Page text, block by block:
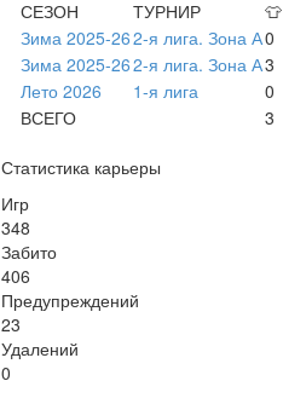
СЕЗОН
ТУРНИР 👕
Зима 2025-262-я лига. Зона А0
Зима 2025-262-я лига. Зона А3
Лето 2026
1-я лига 0
ВСЕГО
3
Статистика карьеры
Игр
348
Забито
406
Предупреждений
23
Удалений
0